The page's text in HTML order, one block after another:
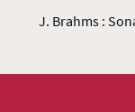
J. Brahms :